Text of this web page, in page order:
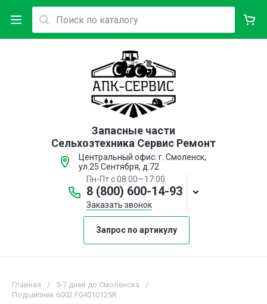
Запасные части
Сельхозтехника Сервис Ремонт
Центральный офис: г. Смоленск,
ул.25 Сентября, д.72
Пн-Пт с 08:00—17:00
8 (800) 600-14-93
Заказать звонок
Запрос по артикулу
Главная / 5-7 дней до Смоленска
/
Подшипник 6002 F04010125R